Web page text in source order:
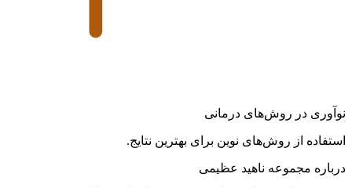
نوآوری در روش‌های درمانی
استفاده از روش‌های نوین برای بهترین نتایج.
درباره مجموعه ناهید عظیمی